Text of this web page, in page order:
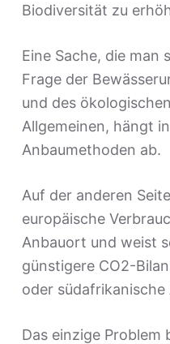
Biodiversität zu
Eine Sache, die man
Frage der
und des
Allgemeinen, hängt
Anbaumethoden ab.
Auf der anderen
europäische
Anbauort und weist
günstigere CO2-
oder südafrikanische
Das einzige Problem